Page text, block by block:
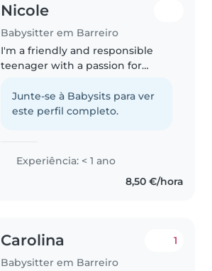
Nicole
Babysitter em Barreiro
I'm a friendly and responsible
teenager with a passion for
I'm new to babysitting, I have
experience with gradeschoolers
Junte-se à Babysits para ver
este perfil completo.
Experiência: < 1 ano
8,50 €/hora
Carolina
Babysitter em Barreiro
1